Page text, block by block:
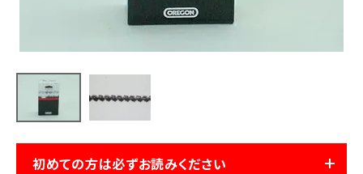
ブログ
利用ガイド FAQ
初めての方は必ずお読みください